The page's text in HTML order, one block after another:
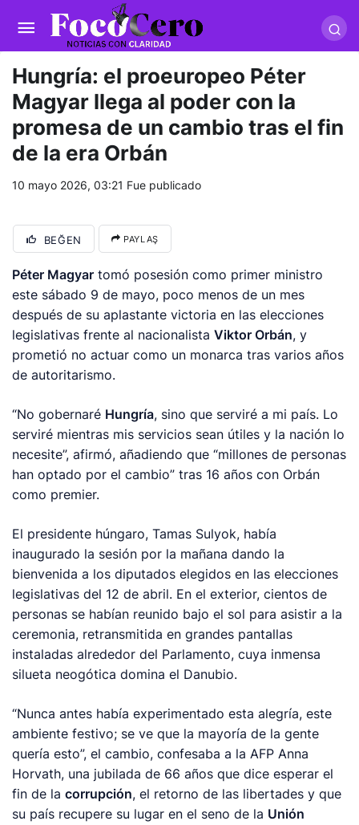
trwin giriş
masterbetting-palacebet1.com-
tlcasino giriş-betandyou-vbett34.com betovis34.net-
skyloftsbet
Hungría: el proeuropeo Péter
Magyar llega al poder con la
promesa de un cambio tras el fin
de la era Orbán
10 mayo 2026, 03:21 Fue publicado
BEĞEN PAYLAŞ
Péter Magyar tomó posesión como primer ministro
este sábado 9 de mayo, poco menos de un mes
después de su aplastante victoria en las elecciones
legislativas frente al nacionalistaViktor Orbán, y
prometió no actuar como un monarca tras varios años
de autoritarismo.
“No gobernaré Hungría, sino que serviré a mi país. Lo
serviré mientras mis servicios sean útiles y la nación lo
necesite”, afirmó, añadiendo que “millones de personas
han optado por el cambio” tras 16 años con Orbán
como premier.
El presidente húngaro, Tamas Sulyok, había
inaugurado la sesión por la mañana dando la
bienvenida a los diputados elegidos en las elecciones
legislativas del 12 de abril. En el exterior, cientos de
personas se habían reunido bajo el sol para asistir a la
ceremonia, retransmitida en grandes pantallas
instaladas alrededor del Parlamento, cuya inmensa
silueta neogótica domina el Danubio.
“Nunca antes había experimentado esta alegría, este
ambiente festivo; se ve que la mayoría de la gente
quería esto”, el cambio, confesaba a la AFP Anna
Horvath, una jubilada de 66 años que dice esperar el
fin de lacorrupción, el retorno de las libertades y que
su país recupere su lugar en el seno de la Unión